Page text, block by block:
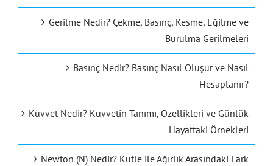
Gerilme Nedir? Çekme, Basınç, Kesme, Eğilme ve
Burulma Gerilmeleri
Basınç Nedir? Basınç Nasıl Oluşur ve Nasıl
Hesaplanır?
Kuvvet Nedir? Kuvvetin Tanımı, Özellikleri ve Günlük
Hayattaki Örnekleri
Newton (N) Nedir? Kütle ile Ağırlık Arasındaki Fark